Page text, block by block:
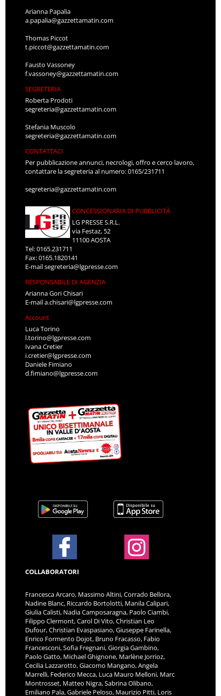
Arianna Papalia
a.papalia@gazzettamatin.com
Thomas Piccot
t.piccot@gazzettamatin.com
Fausto Vassoney
f.vassoney@gazzettamatin.com
SEGRETERIA
Roberta Prodoti
segreteria@gazzettamatin.com
Stefania Muscolo
segreteria@gazzettamatin.com
CONTATTACI
Per pubblicazione annunci, necrologi, offro e cerco lavoro,
contattare la segreteria al numero: 0165/231711
segreteria@gazzettamatin.com
CONCESSIONARIA DI PUBBLICITÀ
LG PRESSE S.R.L.
via Festaz, 52
11100 AOSTA
Tel: 0165.231711
Fax: 0165.1820141
E-mailsegreteria@lgpresse.com
RESPONSABILE DI AGENZIA
Arianna Gori Chisari
E-maila.chisari@lgpresse.com
Account
Luca Torino
l.torino@lgpresse.com
Ivana Cretier
i.cretier@lgpresse.com
Daniele Fimiano
d.fimiano@lgpresse.com
COLLABORATORI
Francesca Arcaro, Massimo Altini, Corrado Bellora,
Nadine Blanc, Riccardo Bortolotti, Manila Calipari,
Giulia Calisti, Nadia Camposaragna, Paolo Ciambi,
Filippo Clermont, Carol Di Vito, Christian Leo
Dufour, Christian Evaspasiano, Giuseppe Farinella,
Enrico Formento Dojot, Bruno Fracasso, Fabio
Francesconi, Sofia Fregnani, Giorgia Gambino,
Paolo Gatto, Michael Ghignone, Marlène Jorrioz,
Cecilia Lazzarotto, Giacomo Mangano, Angela
Marrelli, Federico Mecca, Luca Mauro Melloni, Marc
Montrosset, Matteo Nigra, Sabrina Olibano,
Emiliano Pala, Gabriele Peloso, Maurizio Pitti, Loris